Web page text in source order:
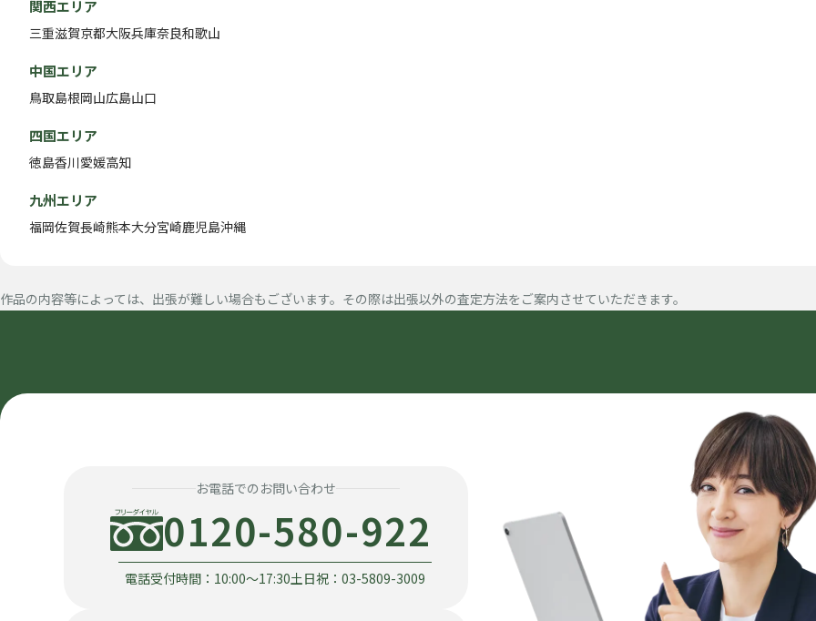
関西エリア
三重滋賀京都大阪兵庫奈良和歌山
中国エリア
鳥取島根岡山広島山口
四国エリア
徳島香川愛媛高知
九州エリア
福岡佐賀長崎熊本大分宮崎鹿児島沖縄
作品の内容等によっては、出張が難しい場合もございます。その際は出張以外の査定方法をご案内させていただきます。
お電話でのお問い合わせ
0120-580-922
電話受付時間：10:00〜17:30土日祝：03-5809-3009